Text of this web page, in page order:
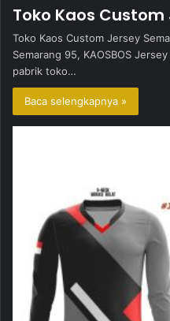
Toko Kaos
Toko Kaos Custom Jersey
Semarang 95, KAOSBOS
pabrik toko…
Baca selengkapnya »